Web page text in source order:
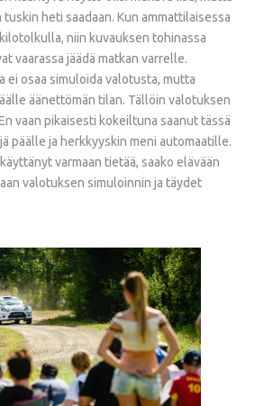
heti saadaan. Kun ammattilaisessa
niin kuvauksen tohinassa
vaarassa jäädä matkan varrelle.
osaa simuloida valotusta, mutta
äänettömän tilan. Tällöin valotuksen
vaan pikaisesti kokeiltuna saanut tässä
päälle ja herkkyyskin meni automaatille.
varmaan tietää, saako elävään
valotuksen simuloinnin ja täydet